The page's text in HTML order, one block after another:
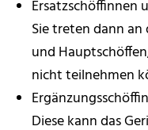
Ersatzschöffinnen
Sie treten dann
und
nicht teilnehmen
Diese kann das